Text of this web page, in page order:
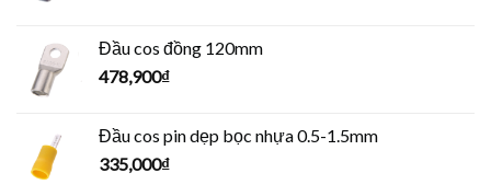
Đầu cos đồng 120mm
478,900₫
Đầu cos pin dẹp bọc nhựa 0.5-1.5mm
335,000₫